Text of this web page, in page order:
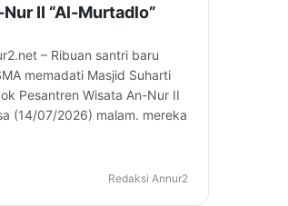
II “Al-Murtadlo”
– Ribuan santri baru
memadati Masjid Suharti
Pesantren Wisata An-Nur II
(14/07/2026) malam. mereka
Redaksi Annur2